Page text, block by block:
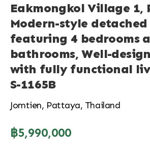
Eakmongkol Village 1,
Modern-style detached
featuring 4 bedrooms
bathrooms, Well-
with fully functional
S-1165B
Jomtien, Pattaya, Thailand
฿5,990,000